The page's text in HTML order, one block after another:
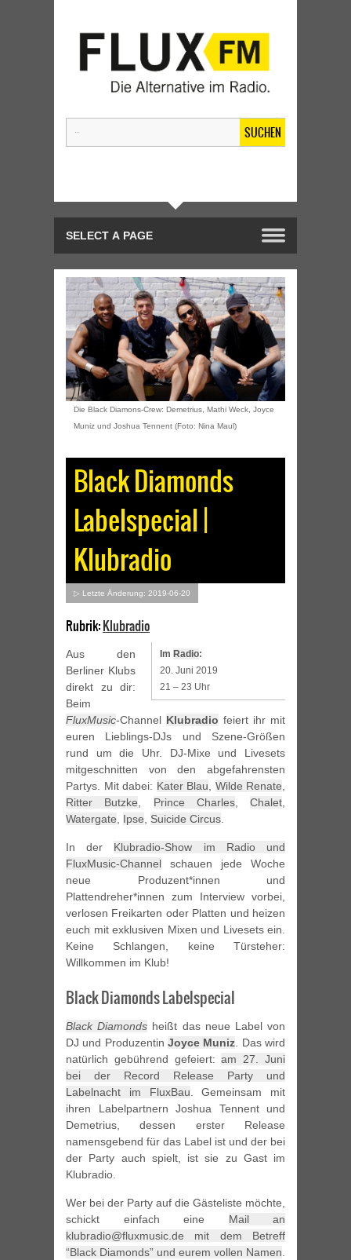
SUCHEN
Die Black Diamons-Crew: Demetrius, Mathi Weck, Joyce
Muniz und Joshua Tennent (Foto: Nina Maul)
Black Diamonds
Labelspecial |
Klubradio
▷ Letzte Änderung: 2019-06-20
Rubrik:Klubradio
Im Radio:
20. Juni 2019
21 – 23 Uhr
Aus den
Berliner Klubs
direkt zu dir:
Beim
FluxMusic-Channel Klubradio feiert ihr mit
euren Lieblings-DJs und Szene-Größen
rund um die Uhr. DJ-Mixe und Livesets
mitgeschnitten von den abgefahrensten
Partys. Mit dabei: Kater Blau, Wilde Renate,
Ritter Butzke, Prince Charles, Chalet,
Watergate, Ipse, Suicide Circus.
In der Klubradio-Show im Radio und
FluxMusic-Channel schauen jede Woche
neue Produzent*innen und
Plattendreher*innen zum Interview vorbei,
verlosen Freikarten oder Platten und heizen
euch mit exklusiven Mixen und Livesets ein.
Keine Schlangen, keine Türsteher:
Willkommen im Klub!
Black Diamonds Labelspecial
Black Diamonds heißt das neue Label von
DJ und Produzentin Joyce Muniz. Das wird
natürlich gebührend gefeiert:am 27. Juni
bei der Record Release Party und
Labelnacht im FluxBau. Gemeinsam mit
ihren Labelpartnern Joshua Tennent und
Demetrius, dessen erster Release
namensgebend für das Label ist und der bei
der Party auch spielt, ist sie zu Gast im
Klubradio.
Wer bei der Party auf die Gästeliste möchte,
schickt einfach eine Mail an
klubradio@fluxmusic.de mit dem Betreff
“Black Diamonds” und eurem vollen Namen.